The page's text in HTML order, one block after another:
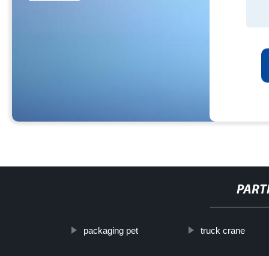
packaging pet truck crane